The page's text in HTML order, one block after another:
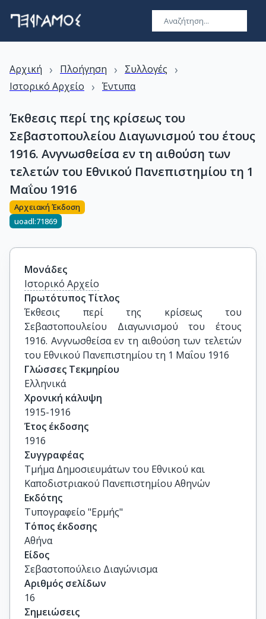
Αρχική › Πλοήγηση › Συλλογές ›
Ιστορικό Αρχείο › Έντυπα
Έκθεσις περί της κρίσεως του
Σεβαστοπουλείου Διαγωνισμού του έτους
1916. Ανγνωσθείσα εν τη αιθούση των
τελετών του Εθνικού Πανεπιστημίου τη 1
Μαΐου 1916
Αρχειακή Έκδοση
uoadl:71869
Μονάδες
Ιστορικό Αρχείο
Πρωτότυπος Τίτλος
Έκθεσις περί της κρίσεως του
Σεβαστοπουλείου Διαγωνισμού του έτους
1916. Ανγνωσθείσα εν τη αιθούση των τελετών
του Εθνικού Πανεπιστημίου τη 1 Μαΐου 1916
Γλώσσες Τεκμηρίου
Ελληνικά
Χρονική κάλυψη
1915-1916
Έτος έκδοσης
1916
Συγγραφέας
Τμήμα Δημοσιευμάτων του Εθνικού και
Καποδιστριακού Πανεπιστημίου Αθηνών
Εκδότης
Τυπογραφείο "Ερμής"
Τόπος έκδοσης
Αθήνα
Είδος
Σεβαστοπούλειο Διαγώνισμα
Αριθμός σελίδων
16
Σημειώσεις